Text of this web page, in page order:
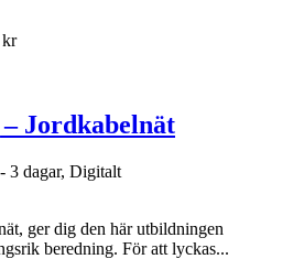
kr
Jordkabelnät
3 dagar, Digitalt
ger dig den här utbildningen
beredning. För att lyckas...